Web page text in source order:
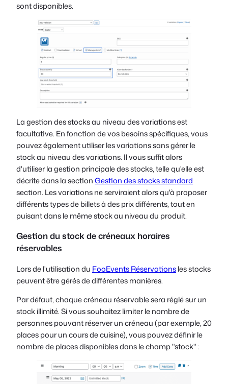
sont disponibles.
La gestion des stocks au niveau des variations est
facultative. En fonction de vos besoins spécifiques, vous
pouvez également utiliser les variations sans gérer le
stock au niveau des variations. Il vous suffit alors
d'utiliser la gestion principale des stocks, telle qu'elle est
décrite dans la sectionGestion des stocks standard
section. Les variations ne serviraient alors qu'à proposer
différents types de billets à des prix différents, tout en
puisant dans le même stock au niveau du produit.
Gestion du stock de créneaux horaires
réservables
Lors de l'utilisation du FooEvents Réservationsles stocks
peuvent être gérés de différentes manières.
Par défaut, chaque créneau réservable sera réglé sur un
stock illimité. Si vous souhaitez limiter le nombre de
personnes pouvant réserver un créneau (par exemple, 20
places pour un cours de cuisine), vous pouvez définir le
nombre de places disponibles dans le champ "stock" :